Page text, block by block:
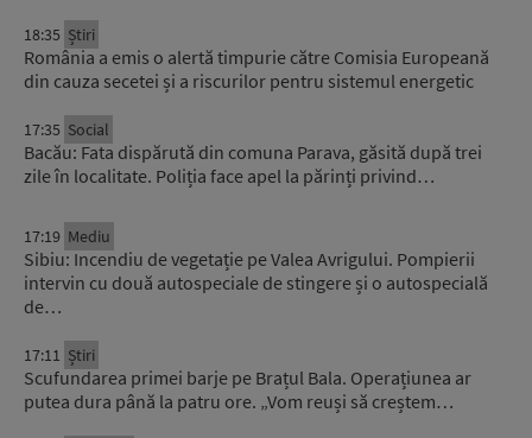
18:35 Știri
România a emis o alertă timpurie către Comisia Europeană
din cauza secetei și a riscurilor pentru sistemul energetic
17:35 Social
Bacău: Fata dispărută din comuna Parava, găsită după trei
zile în localitate. Poliția face apel la părinți privind…
17:19 Mediu
Sibiu: Incendiu de vegetație pe Valea Avrigului. Pompierii
intervin cu două autospeciale de stingere și o autospecială
de…
17:11 Știri
Scufundarea primei barje pe Brațul Bala. Operațiunea ar
putea dura până la patru ore. „Vom reuși să creștem…